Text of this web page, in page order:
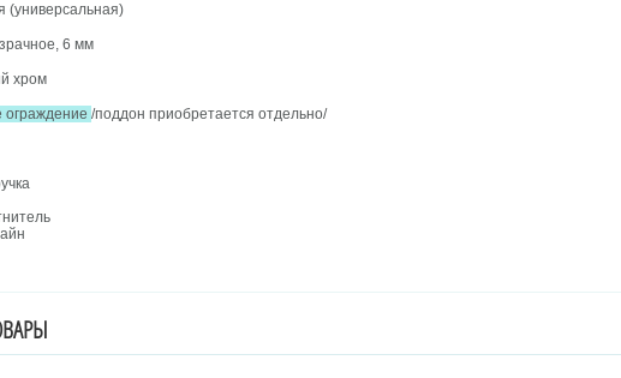
(универсальная)
6 мм
хром
ограждение/поддон приобретается отдельно/